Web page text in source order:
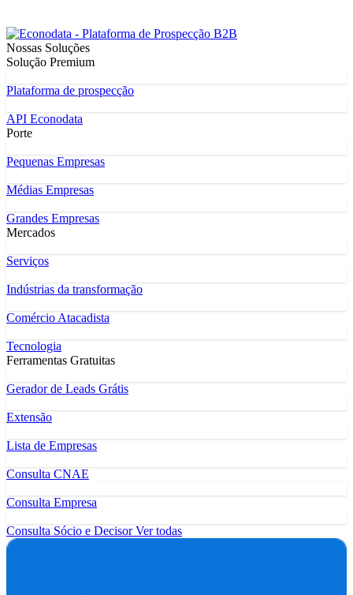
Nossas Soluções
Solução Premium
Plataforma de prospecção
API Econodata
Porte
Pequenas Empresas
Médias Empresas
Grandes Empresas
Mercados
Serviços
Indústrias da transformação
Comércio Atacadista
Tecnologia
Ferramentas Gratuitas
Gerador de Leads Grátis
Extensão
Lista de Empresas
Consulta CNAE
Consulta Empresa
Consulta Sócio e DecisorVer todas